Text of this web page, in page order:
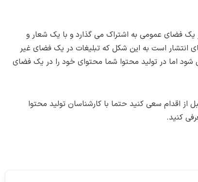
یک فضای عمومی به اشتراک می گذارد و با یک شعار و
انتشار است به این شکل که تبلیغات در یک فضای غیر
شود اما در تولید محتوا شما محتوای خود را در یک فضای
از اقدام سعی کنید حتما با کارشناسان تولید محتوا
کنید.